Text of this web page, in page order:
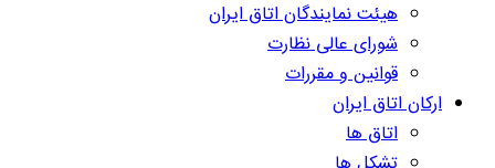
هیئت نمایندگان اتاق ایران
شورای عالی نظارت
قوانین و مقررات
ارکان اتاق ایران
اتاق ها